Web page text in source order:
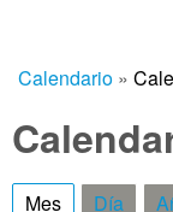
Usted está
Calendario »
Mes (solapa
Día